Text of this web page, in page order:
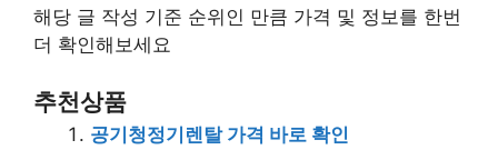
해당 글 작성 기준 순위인 만큼 가격 및 정보를 한번
더 확인해보세요
추천상품
공기청정기렌탈 가격 바로 확인